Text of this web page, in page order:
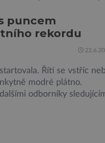
roveru Perseverance,
z výchozů, což jsou
puncem
rekordu
Řítí se vstříc
modré plátno.
odborníky